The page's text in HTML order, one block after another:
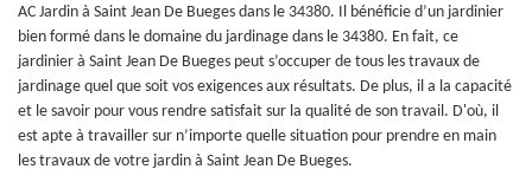
AC Jardin à Saint Jean De Bueges dans le 34380. Il bénéficie d’un jardinier
bien formé dans le domaine du jardinage dans le 34380. En fait, ce
jardinier à Saint Jean De Bueges peut s’occuper de tous les travaux de
jardinage quel que soit vos exigences aux résultats. De plus, il a la capacité
et le savoir pour vous rendre satisfait sur la qualité de son travail. D'où, il
est apte à travailler sur n’importe quelle situation pour prendre en main
les travaux de votre jardin à Saint Jean De Bueges.